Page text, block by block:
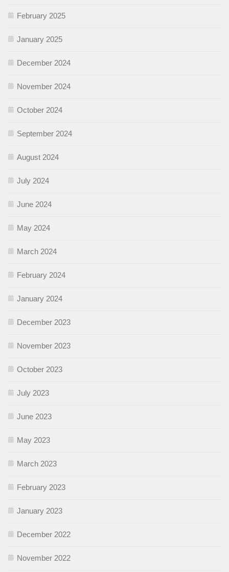
February 2025
January 2025
December 2024
November 2024
October 2024
September 2024
August 2024
July 2024
June 2024
May 2024
March 2024
February 2024
January 2024
December 2023
November 2023
October 2023
July 2023
June 2023
May 2023
March 2023
February 2023
January 2023
December 2022
November 2022